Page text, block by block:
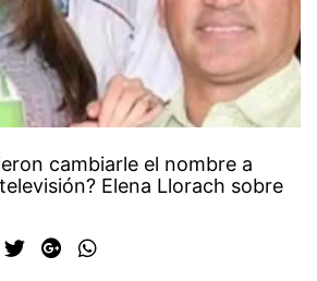
cambiarle el nombre a
Elena Llorach sobre